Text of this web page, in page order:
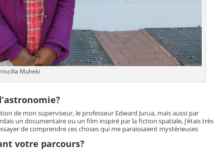
Muheki
de mon superviseur, le professeur Edward Jurua, mais aussi par
un documentaire ou un film inspiré par la fiction spatiale, j’étais très
de comprendre ces choses qui me paraissaient mystérieuses
votre parcours?